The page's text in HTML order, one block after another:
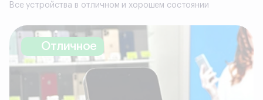
Все устройства в отличном и хорошем состоянии
Отличное